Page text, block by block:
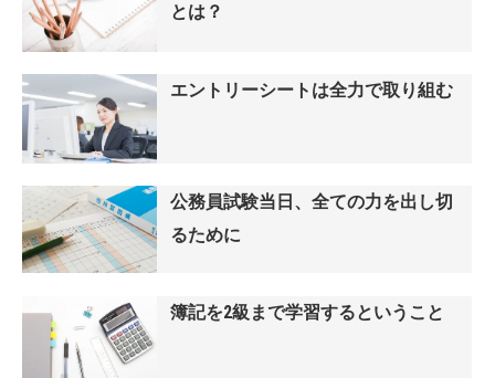
とは？
エントリーシートは全力で取り組む
公務員試験当日、全ての力を出し切
るために
簿記を2級まで学習するということ